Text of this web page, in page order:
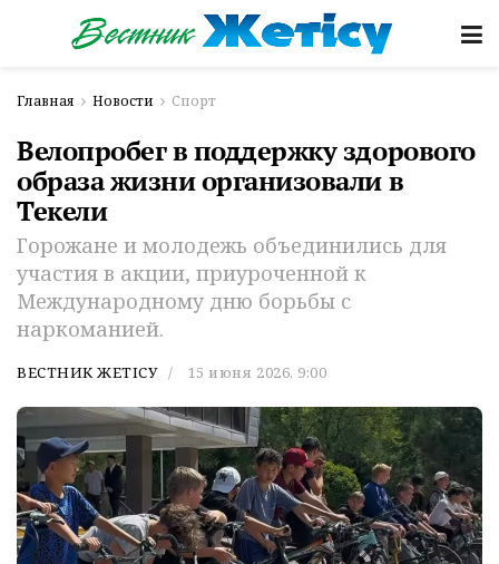
Главная Новости Спорт
Велопробег в поддержку здорового
образа жизни организовали в
Текели
Горожане и молодежь объединились для
участия в акции, приуроченной к
Международному дню борьбы с
наркоманией.
ВЕСТНИК ЖЕТІСУ 15 июня 2026, 9:00